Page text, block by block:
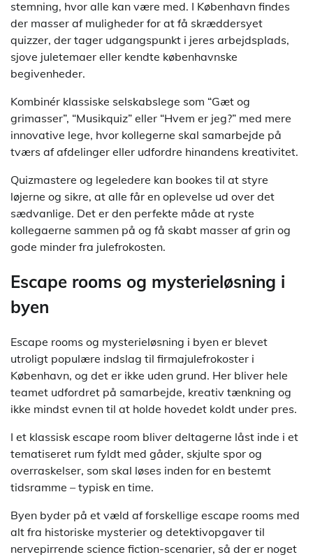
stemning, hvor alle kan være med. I København findes
der masser af muligheder for at få skræddersyet
quizzer, der tager udgangspunkt i jeres arbejdsplads,
sjove juletemaer eller kendte københavnske
begivenheder.
Kombinér klassiske selskabslege som “Gæt og
grimasser”, “Musikquiz” eller “Hvem er jeg?” med mere
innovative lege, hvor kollegerne skal samarbejde på
tværs af afdelinger eller udfordre hinandens kreativitet.
Quizmastere og legeledere kan bookes til at styre
løjerne og sikre, at alle får en oplevelse ud over det
sædvanlige. Det er den perfekte måde at ryste
kollegaerne sammen på og få skabt masser af grin og
gode minder fra julefrokosten.
Escape rooms og mysterieløsning i
byen
Escape rooms og mysterieløsning i byen er blevet
utroligt populære indslag til firmajulefrokoster i
København, og det er ikke uden grund. Her bliver hele
teamet udfordret på samarbejde, kreativ tænkning og
ikke mindst evnen til at holde hovedet koldt under pres.
I et klassisk escape room bliver deltagerne låst inde i et
tematiseret rum fyldt med gåder, skjulte spor og
overraskelser, som skal løses inden for en bestemt
tidsramme – typisk en time.
Byen byder på et væld af forskellige escape rooms med
alt fra historiske mysterier og detektivopgaver til
nervepirrende science fiction-scenarier, så der er noget